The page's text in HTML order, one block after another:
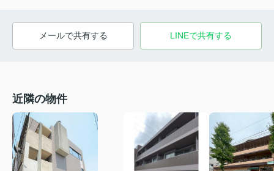
メールで共有する LINEで共有する
近隣の物件